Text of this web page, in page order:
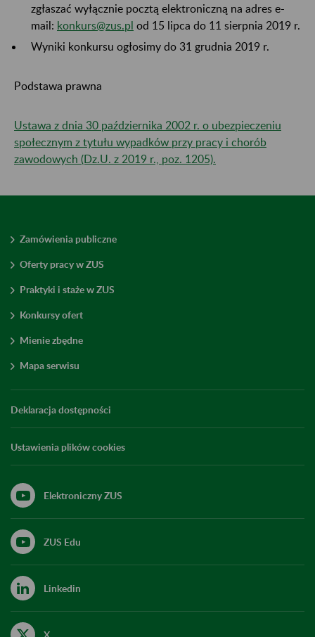
zgłaszać wyłącznie pocztą elektroniczną na adres e-
mail: konkurs@zus.pl od 15 lipca do 11 sierpnia 2019 r.
Wyniki konkursu ogłosimy do 31 grudnia 2019 r.
Podstawa prawna
Ustawa z dnia 30 października 2002 r. o ubezpieczeniu
społecznym z tytułu wypadków przy pracy i chorób
zawodowych (Dz.U. z 2019 r., poz. 1205).
Zamówienia publiczne
Oferty pracy w ZUS
Praktyki i staże w ZUS
Konkursy ofert
Mienie zbędne
Mapa serwisu
Deklaracja dostępności
Ustawienia plików cookies
Elektroniczny ZUS
ZUS Edu
Linkedin